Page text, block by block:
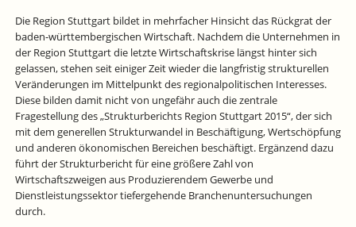
Die Region Stuttgart bildet in mehrfacher Hinsicht das Rückgrat der
baden-württembergischen Wirtschaft. Nachdem die Unternehmen in
der Region Stuttgart die letzte Wirtschaftskrise längst hinter sich
gelassen, stehen seit einiger Zeit wieder die langfristig strukturellen
Veränderungen im Mittelpunkt des regionalpolitischen Interesses.
Diese bilden damit nicht von ungefähr auch die zentrale
Fragestellung des „Strukturberichts Region Stuttgart 2015“, der sich
mit dem generellen Strukturwandel in Beschäftigung, Wertschöpfung
und anderen ökonomischen Bereichen beschäftigt. Ergänzend dazu
führt der Strukturbericht für eine größere Zahl von
Wirtschaftszweigen aus Produzierendem Gewerbe und
Dienstleistungssektor tiefergehende Branchenuntersuchungen
durch.